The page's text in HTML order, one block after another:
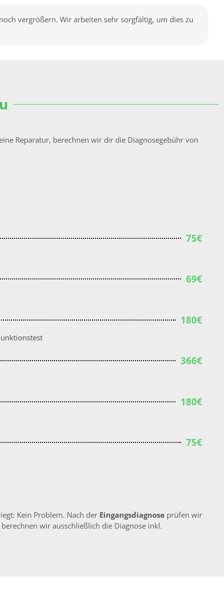
vergrößern. Wir arbeiten sehr sorgfältig, um dies zu
Reparatur, berechnen wir dir die Diagnosegebühr von
75€
69€
180€
366€
180€
75€
Kein Problem. Nach der Eingangsdiagnose prüfen wir
wir ausschließlich die Diagnose inkl.